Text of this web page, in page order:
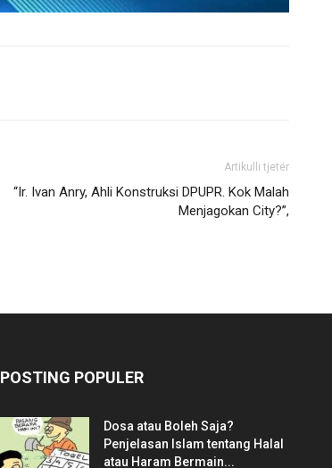
Artikulli tjetër
“Ir. Ivan Anry, Ahli Konstruksi DPUPR. Kok Malah
Menjagokan City?”,
POSTING POPULER
Dosa atau Boleh Saja?
Penjelasan Islam tentang Halal
atau Haram Bermain...